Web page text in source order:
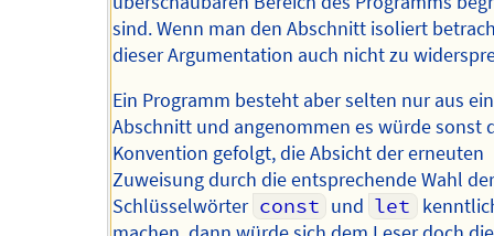
sind. Wenn man den Abschnitt isoliert
dieser Argumentation auch nicht zu
Ein Programm besteht aber selten nur aus
Abschnitt und angenommen es würde sonst
Konvention gefolgt, die Absicht der erneuten
Zuweisung durch die entsprechende Wahl
Schlüsselwörter const und let